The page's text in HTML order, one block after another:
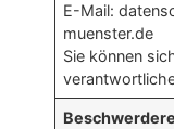
E-Mail:
muenster.de
Sie können